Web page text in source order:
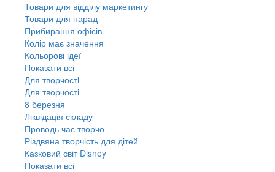
Товари для відділу маркетингу
Товари для нарад
Прибирання офісів
Колір має значення
Кольорові ідеї
Показати всі
Для творчостi
Для творчостi
8 березня
Ліквідація складу
Проводь час творчо
Різдвяна творчість для дітей
Казковий світ Disney
Показати всі